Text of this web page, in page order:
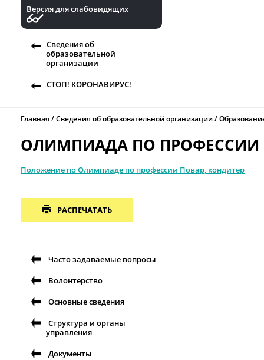
Версия для слабовидящих
Сведения об
образовательной
организации
СТОП! КОРОНАВИРУС!
Главная Сведения об образовательной организации
ОЛИМПИАДА ПО ПРОФЕССИИ
Положение по Олимпиаде по профессии Повар, кондитер
РАСПЕЧАТАТЬ
Часто задаваемые вопросы
Волонтерство
Основные сведения
Структура и органы
управления
Документы